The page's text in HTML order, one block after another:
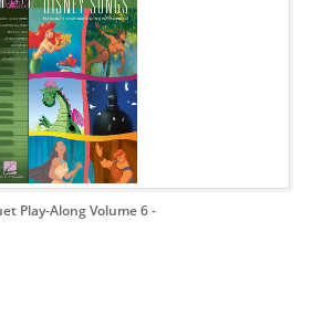
Play-Along Volume 6-